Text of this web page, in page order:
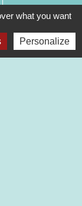
what you want
Personalize